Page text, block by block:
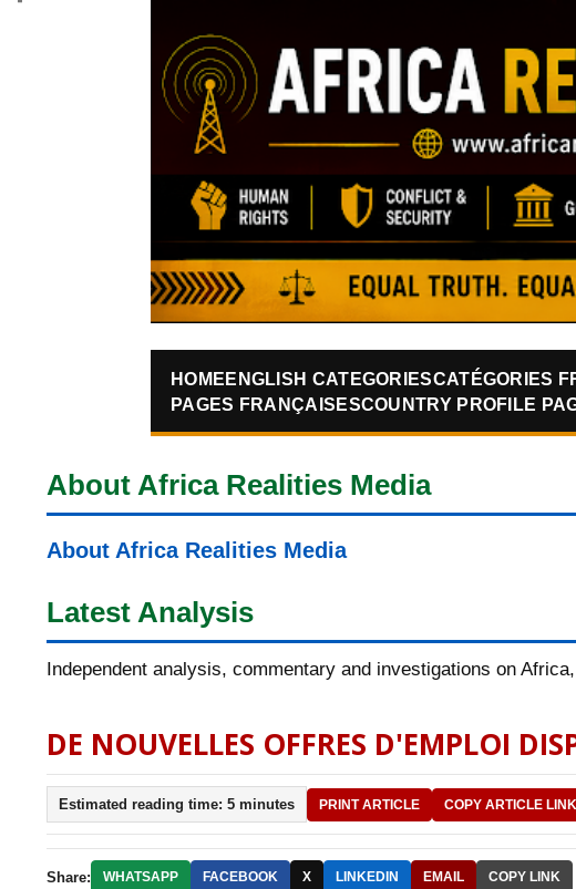
HOME ENGLISH CATEGORIESCATÉGORIES
PAGES FRANÇAISESCOUNTRY PROFILE
About Africa Realities Media
About Africa Realities Media
Latest Analysis
Independent analysis, commentary and investigations on
DE NOUVELLES OFFRES D'EMPLOI
Estimated reading time: 5 minutes PRINT ARTICLE COPY ARTICLE LINK
Share: WHATSAPP FACEBOOK X LINKEDIN EMAIL COPY LINK